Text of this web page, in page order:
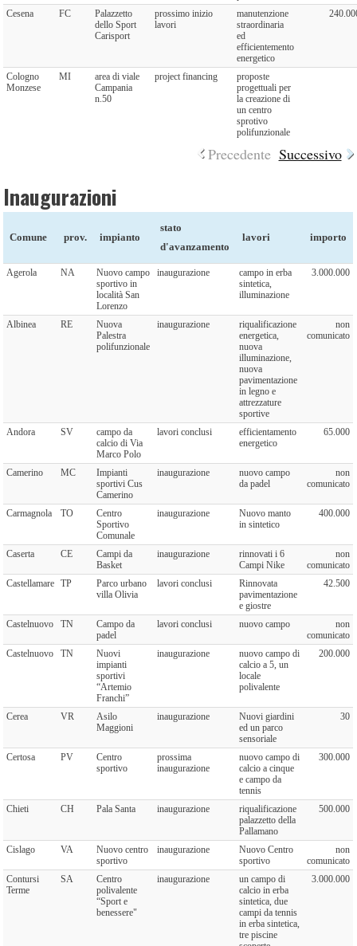
Cesena
FC
Palazzetto
dello Sport
Carisport
prossimo inizio
lavori
manutenzione
straordinaria
ed
efficientemento
energetico
Cologno
Monzese
MI
area di viale
Campania
n.50
project financing
proposte
progettuali per
la creazione di
un centro
sprotivo
polifunzionale
Precedente Successivo
Inaugurazioni
Comune prov. impianto
stato
d'avanzamento
lavori importo
Agerola NA
Nuovo campo
sportivo in
località San
Lorenzo
inaugurazione
campo in erba
sintetica,
illuminazione
3.000.000
Albinea RE
Nuova
Palestra
polifunzionale
inaugurazione
riqualificazione
energetica,
nuova
illuminazione,
nuova
pavimentazione
in legno e
attrezzature
sportive
non
comunicato
Andora SV
campo da
calcio di Via
Marco Polo
lavori conclusi
efficientamento
energetico
65.000
Camerino MC
Impianti
sportivi Cus
Camerino
inaugurazione
nuovo campo
da padel
non
comunicato
Carmagnola TO
Centro
Sportivo
Comunale
inaugurazione
Nuovo manto
in sintetico
400.000
Caserta CE
Campi da
Basket
inaugurazione
rinnovati i 6
Campi Nike
non
comunicato
Castellamare
TP
Parco urbano
villa Olivia
lavori conclusi
Rinnovata
pavimentazione
e giostre
42.500
Castelnuovo TN
Campo da
padel
lavori conclusi nuovo campo
non
comunicato
Castelnuovo
TN
Nuovi
impianti
sportivi
“Artemio
Franchi”
inaugurazione
nuovo campo di
calcio a 5, un
locale
polivalente
200.000
Cerea VR
Asilo
Maggioni
inaugurazione
Nuovi giardini
ed un parco
sensoriale
30
Certosa PV
Centro
sportivo
prossima
inaugurazione
nuovo campo di
calcio a cinque
e campo da
tennis
300.000
Chieti CH Pala Santa inaugurazione
riqualificazione
palazzetto della
Pallamano
500.000
Cislago VA
Nuovo centro
sportivo
inaugurazione
Nuovo Centro
sportivo
non
comunicato
Contursi
Terme
SA
Centro
polivalente
“Sport e
benessere"
inaugurazione
un campo di
calcio in erba
sintetica, due
campi da tennis
in erba sintetica,
tre piscine
3.000.000